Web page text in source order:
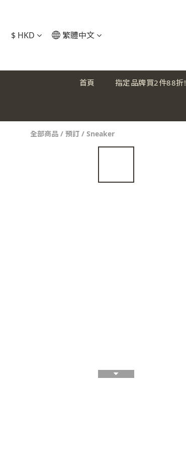
$ HKD 繁體中文
首頁 指定品牌買2件88折!
全部商品 / 預訂 / Sneaker